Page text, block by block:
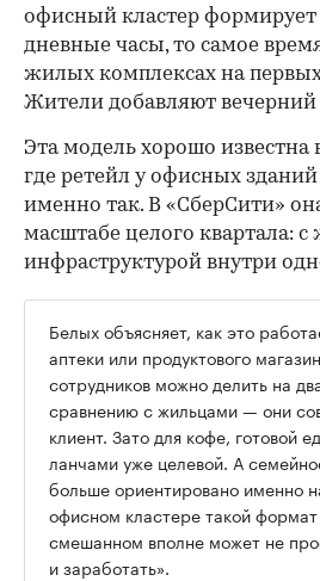
офисный кластер формирует
дневные часы, то самое
жилых комплексах на
Жители добавляют
Эта модель хорошо известна
где ретейл у офисных
именно так. В «СберСити»
масштабе целого квартала:
инфраструктурой внутри
Белых объясняет, как это
аптеки или продуктового
сотрудников можно делить на
сравнению с жильцами — они
клиент. Зато для кофе, готовой
ланчами уже целевой. А
больше ориентировано именно
офисном кластере такой
смешанном вполне может не
и заработать».